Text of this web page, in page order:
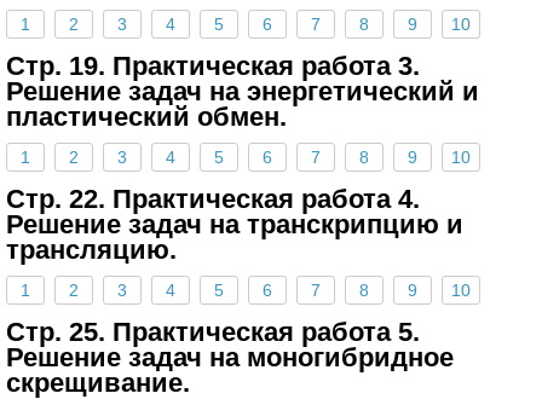
1 2 3 4 5 6 7 8 9 10
Стр. 19. Практическая работа 3.
Решение задач на энергетический и
пластический обмен.
1 2 3 4 5 6 7 8 9 10
Стр. 22. Практическая работа 4.
Решение задач на транскрипцию и
трансляцию.
1 2 3 4 5 6 7 8 9 10
Стр. 25. Практическая работа 5.
Решение задач на моногибридное
скрещивание.